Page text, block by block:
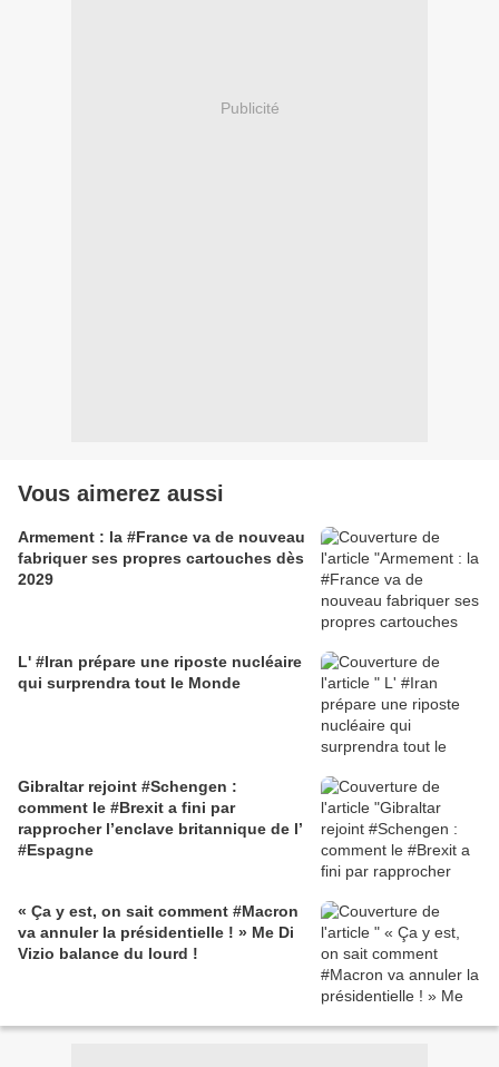
Publicité
Vous aimerez aussi
Armement : la #France va de nouveau
fabriquer ses propres cartouches dès
2029
L' #Iran prépare une riposte nucléaire
qui surprendra tout le Monde
Gibraltar rejoint #Schengen :
comment le #Brexit a fini par
rapprocher l’enclave britannique de l’
#Espagne
« Ça y est, on sait comment #Macron
va annuler la présidentielle ! » Me Di
Vizio balance du lourd !